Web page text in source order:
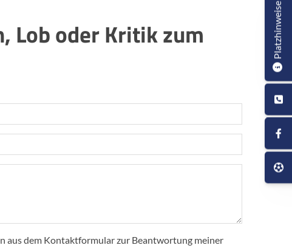
Lob oder Kritik zum
aus dem Kontaktformular zur Beantwortung meiner
Platzhinweise